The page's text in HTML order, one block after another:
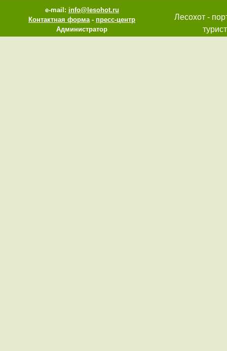
e-mail: info@lesohot.ru
Контактная форма-пресс-центр
Администратор
Лесохот -